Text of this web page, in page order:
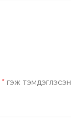
* гэж тэмдэглэсэн